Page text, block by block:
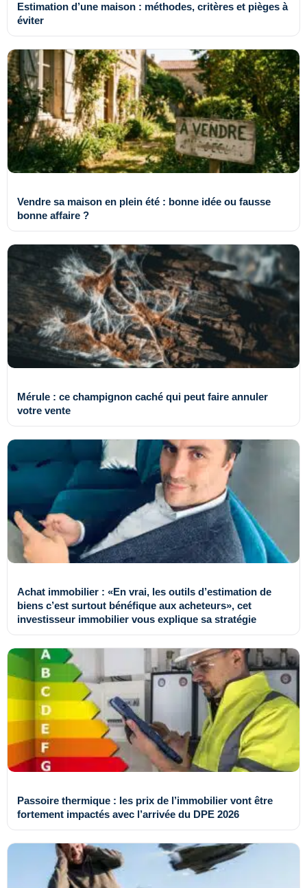
Estimation d’une maison : méthodes, critères et pièges à
éviter
Vendre sa maison en plein été : bonne idée ou fausse
bonne affaire ?
Mérule : ce champignon caché qui peut faire annuler
votre vente
Achat immobilier : «En vrai, les outils d’estimation de
biens c’est surtout bénéfique aux acheteurs», cet
investisseur immobilier vous explique sa stratégie
Passoire thermique : les prix de l’immobilier vont être
fortement impactés avec l’arrivée du DPE 2026